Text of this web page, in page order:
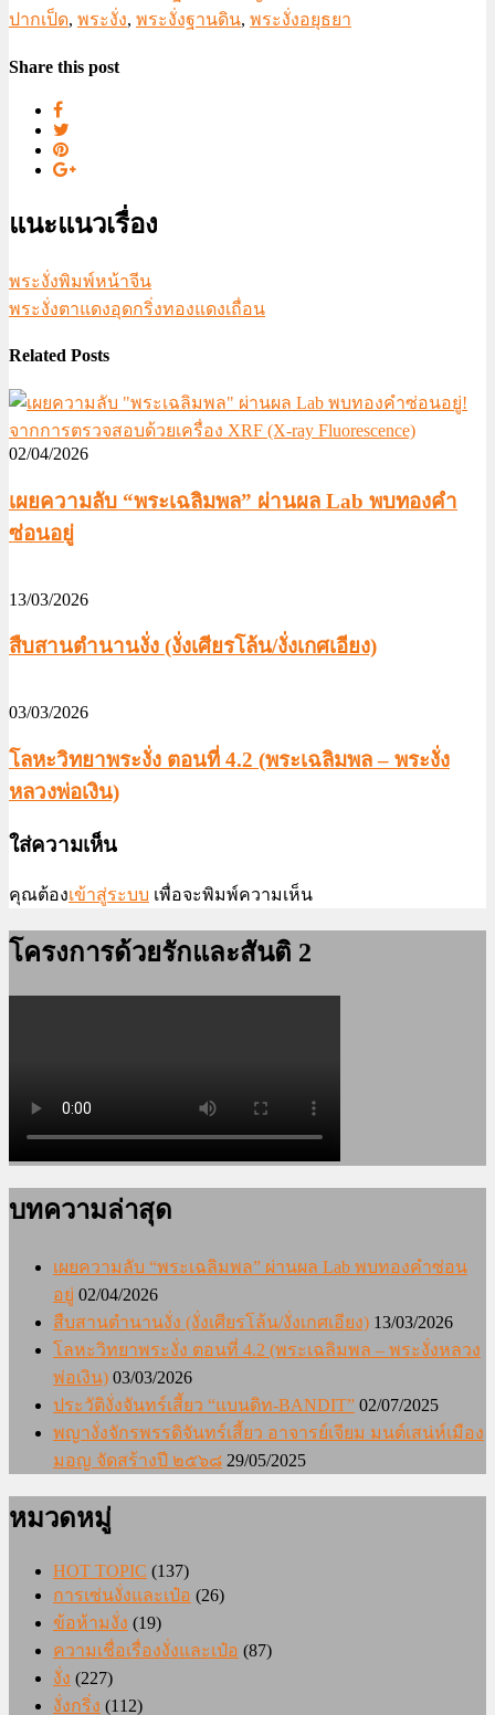
ปากเป็ด, พระงั่ง, พระงั่งฐานดิน, พระงั่งอยุธยา
Share this post
แนะแนวเรื่อง
พระงั่งพิมพ์หน้าจีน
พระงั่งตาแดงอุดกริ่งทองแดงเถื่อน
Related Posts
02/04/2026
เผยความลับ “พระเฉลิมพล” ผ่านผล Lab พบทองคำ
ซ่อนอยู่
13/03/2026
สืบสานตำนานงั่ง (งั่งเศียรโล้น/งั่งเกศเอียง)
03/03/2026
โลหะวิทยาพระงั่ง ตอนที่ 4.2 (พระเฉลิมพล – พระงั่ง
หลวงพ่อเงิน)
ใส่ความเห็น
คุณต้องเข้าสู่ระบบ เพื่อจะพิมพ์ความเห็น
โครงการด้วยรักและสันติ 2
บทความล่าสุด
เผยความลับ “พระเฉลิมพล” ผ่านผล Lab พบทองคำซ่อน
อยู่ 02/04/2026
สืบสานตำนานงั่ง (งั่งเศียรโล้น/งั่งเกศเอียง) 13/03/2026
โลหะวิทยาพระงั่ง ตอนที่ 4.2 (พระเฉลิมพล – พระงั่งหลวง
พ่อเงิน) 03/03/2026
ประวัติงั่งจันทร์เสี้ยว “แบนดิท-BANDIT” 02/07/2025
พญางั่งจักรพรรดิจันทร์เสี้ยว อาจารย์เจียม มนต์เสน่ห์เมือง
มอญ จัดสร้างปี ๒๕๖๘ 29/05/2025
หมวดหมู่
HOT TOPIC (137)
การเซ่นงั่งและเป๋อ (26)
ข้อห้ามงั่ง (19)
ความเชื่อเรื่องงั่งและเป๋อ (87)
งั่ง (227)
งั่งกริ่ง (112)